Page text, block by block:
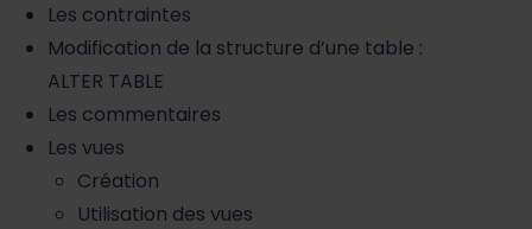
Les contraintes
Modification de la structure d’une table :
ALTER TABLE
Les commentaires
Les vues
Création
Utilisation des vues